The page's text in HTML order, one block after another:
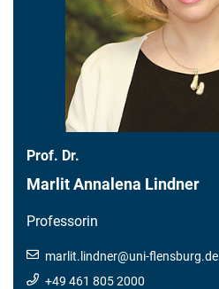
Prof. Dr.
Marlit Annalena Lindner
Professorin
marlit.lindner@uni-flensburg.de
+49 461 805 2000